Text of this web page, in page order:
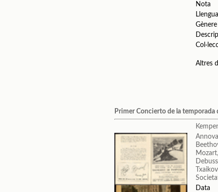
Nota
Gènere
Altres
Primer Concierto de la
Data